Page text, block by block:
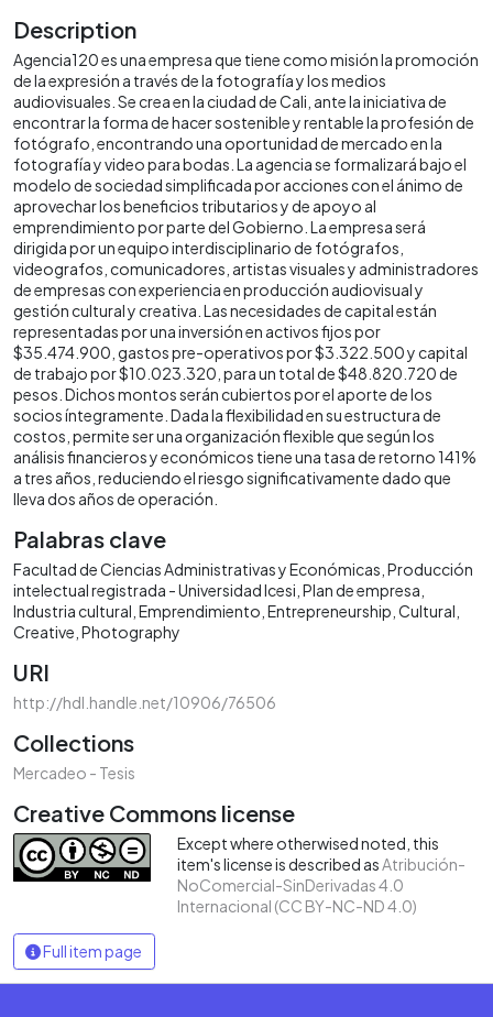
Description
Agencia120 es una empresa que tiene como misión la promoción
de la expresión a través de la fotografía y los medios
audiovisuales. Se crea en la ciudad de Cali, ante la iniciativa de
encontrar la forma de hacer sostenible y rentable la profesión de
fotógrafo, encontrando una oportunidad de mercado en la
fotografía y video para bodas. La agencia se formalizará bajo el
modelo de sociedad simplificada por acciones con el ánimo de
aprovechar los beneficios tributarios y de apoyo al
emprendimiento por parte del Gobierno. La empresa será
dirigida por un equipo interdisciplinario de fotógrafos,
videografos, comunicadores, artistas visuales y administradores
de empresas con experiencia en producción audiovisual y
gestión cultural y creativa. Las necesidades de capital están
representadas por una inversión en activos fijos por
$35.474.900, gastos pre-operativos por $3.322.500 y capital
de trabajo por $10.023.320, para un total de $48.820.720 de
pesos. Dichos montos serán cubiertos por el aporte de los
socios íntegramente. Dada la flexibilidad en su estructura de
costos, permite ser una organización flexible que según los
análisis financieros y económicos tiene una tasa de retorno 141%
a tres años, reduciendo el riesgo significativamente dado que
lleva dos años de operación.
Palabras clave
Facultad de Ciencias Administrativas y Económicas Producción
intelectual registrada - Universidad Icesi Plan de empresa
Industria cultural Emprendimiento Entrepreneurship Cultural
Creative Photography
URI
http://hdl.handle.net/10906/76506
Collections
Mercadeo - Tesis
Creative Commons license
Except where otherwised noted, this
item's license is described asAtribución-
NoComercial-SinDerivadas 4.0
Internacional (CC BY-NC-ND 4.0)
Full item page